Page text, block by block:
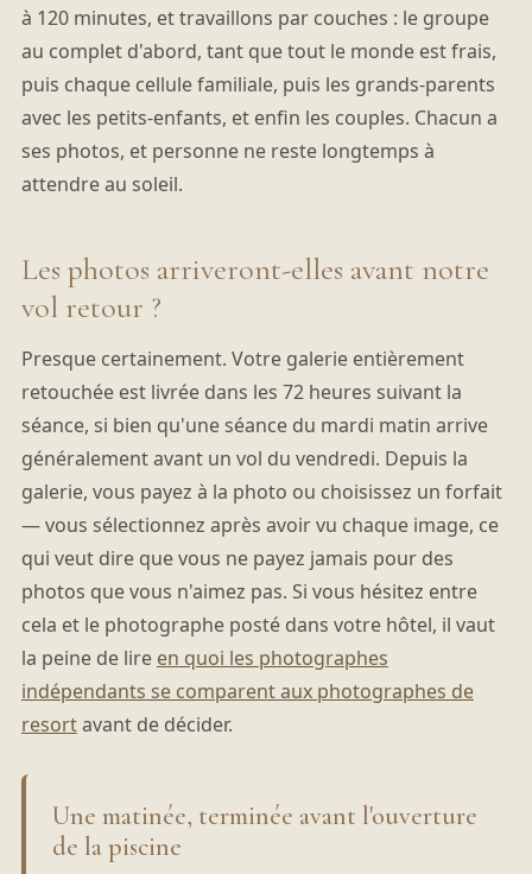
à 120 minutes, et travaillons par couches : le groupe
au complet d'abord, tant que tout le monde est frais,
puis chaque cellule familiale, puis les grands-parents
avec les petits-enfants, et enfin les couples. Chacun a
ses photos, et personne ne reste longtemps à
attendre au soleil.
Les photos arriveront-elles avant notre
vol retour ?
Presque certainement. Votre galerie entièrement
retouchée est livrée dans les 72 heures suivant la
séance, si bien qu'une séance du mardi matin arrive
généralement avant un vol du vendredi. Depuis la
galerie, vous payez à la photo ou choisissez un forfait
— vous sélectionnez après avoir vu chaque image, ce
qui veut dire que vous ne payez jamais pour des
photos que vous n'aimez pas. Si vous hésitez entre
cela et le photographe posté dans votre hôtel, il vaut
la peine de lire en quoi les photographes
indépendants se comparent aux photographes de
resortavant de décider.
Une matinée, terminée avant l'ouverture
de la piscine